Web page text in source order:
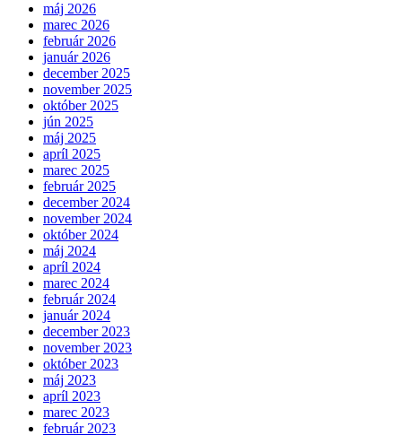
máj 2026
marec 2026
február 2026
január 2026
december 2025
november 2025
október 2025
jún 2025
máj 2025
apríl 2025
marec 2025
február 2025
december 2024
november 2024
október 2024
máj 2024
apríl 2024
marec 2024
február 2024
január 2024
december 2023
november 2023
október 2023
máj 2023
apríl 2023
marec 2023
február 2023